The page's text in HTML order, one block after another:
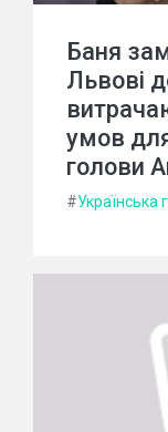
Баня
Львові
умов
голови
#Українська